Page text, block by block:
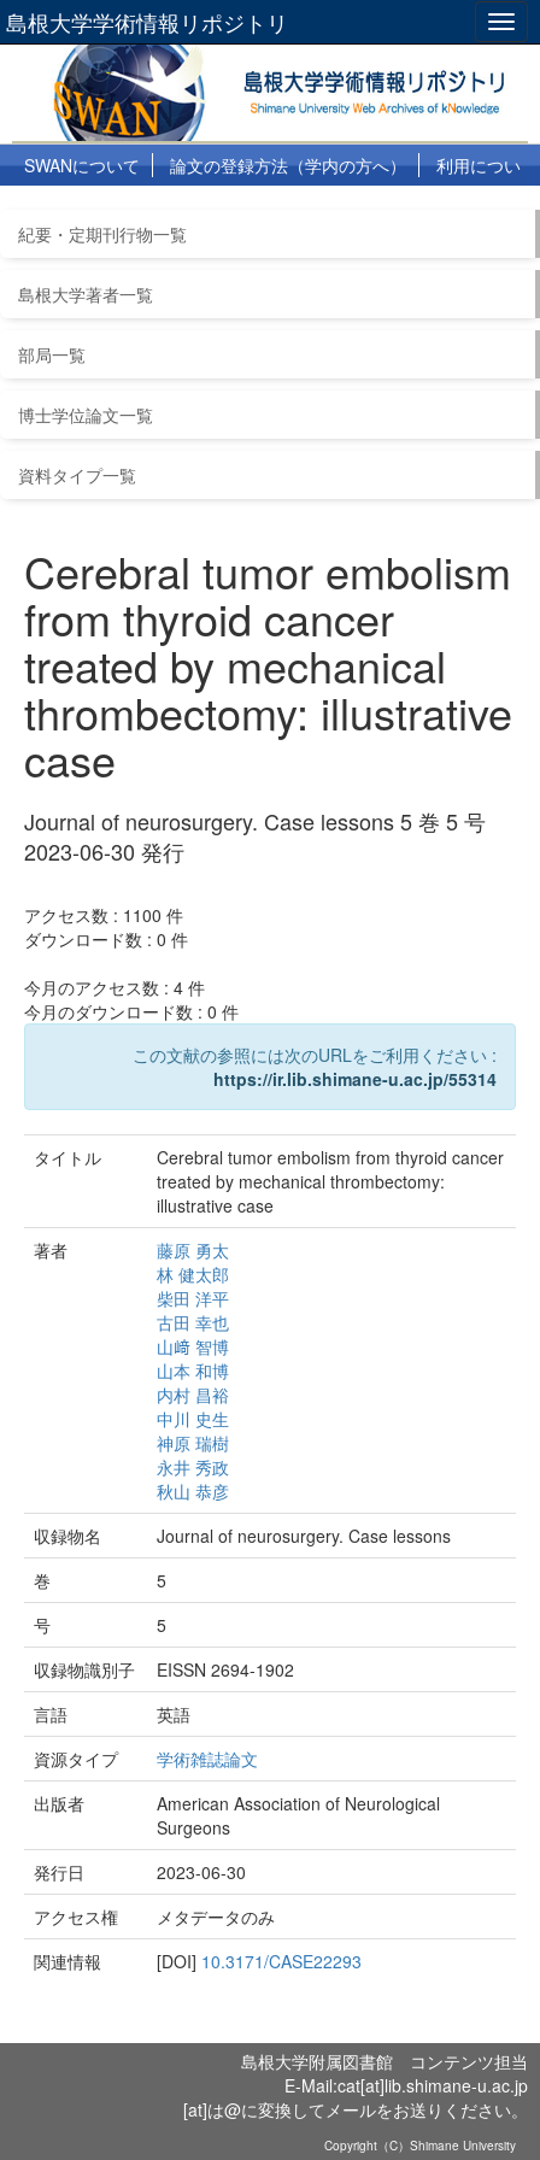
島根大学学術情報リポジトリ
SWANについて 論文の登録方法（学内の方へ）
利用につい
紀要・定期刊行物一覧
島根大学著者一覧
部局一覧
博士学位論文一覧
資料タイプ一覧
Cerebral tumor embolism
from thyroid cancer
treated by mechanical
thrombectomy: illustrative
case
Journal of neurosurgery. Case lessons 5 巻 5 号
2023-06-30 発行
アクセス数 : 1100 件
ダウンロード数 : 0 件
今月のアクセス数 : 4 件
今月のダウンロード数 : 0 件
この文献の参照には次のURLをご利用ください :
https://ir.lib.shimane-u.ac.jp/55314
タイトル
Cerebral tumor embolism from thyroid cancer
treated by mechanical thrombectomy:
illustrative case
著者
藤原 勇太
林 健太郎
柴田 洋平
古田 幸也
山﨑 智博
山本 和博
内村 昌裕
中川 史生
神原 瑞樹
永井 秀政
秋山 恭彦
収録物名
Journal of neurosurgery. Case lessons
巻
5
号
5
収録物識別子
EISSN 2694-1902
言語
英語
資源タイプ
学術雑誌論文
出版者
American Association of Neurological
Surgeons
発行日
2023-06-30
アクセス権
メタデータのみ
関連情報
[DOI] 10.3171/CASE22293
島根大学附属図書館 コンテンツ担当
E-Mail:cat[at]lib.shimane-u.ac.jp
[at]は@に変換してメールをお送りください。
Copyright（C）Shimane University